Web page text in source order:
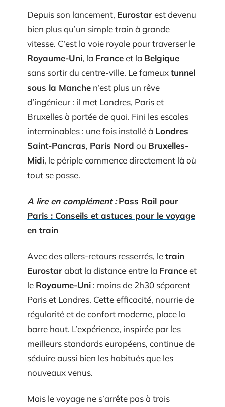
Depuis son lancement, Eurostarest devenu
bien plus qu’un simple train à grande
vitesse. C’est la voie royale pour traverser le
Royaume-Uni, la Franceet la Belgique
sans sortir du centre-ville. Le fameuxtunnel
sous la Manche n’est plus un rêve
d’ingénieur : il met Londres, Paris et
Bruxelles à portée de quai. Fini les escales
interminables : une fois installé à Londres
Saint-Pancras, Paris Nord ou Bruxelles-
Midi, le périple commence directement là où
tout se passe.
A lire en complément : Pass Rail pour
Paris : Conseils et astuces pour le voyage
en train
Avec des allers-retours resserrés, letrain
Eurostarabat la distance entre la Franceet
le Royaume-Uni : moins de 2h30 séparent
Paris et Londres. Cette efficacité, nourrie de
régularité et de confort moderne, place la
barre haut. L’expérience, inspirée par les
meilleurs standards européens, continue de
séduire aussi bien les habitués que les
nouveaux venus.
Mais le voyage ne s’arrête pas à trois